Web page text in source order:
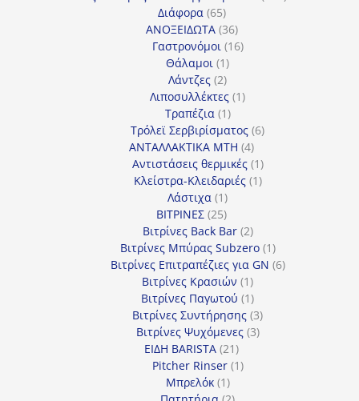
Διάφορα 6565
προϊόντα
ΑΝΟΞΕΙΔΩΤΑ 3636
προϊόντα
Γαστρονόμοι 1616
Θάλαμοι 11
προϊόν
Λάντζες 22
προϊόντα
Λιποσυλλέκτες 11
Τραπέζια 11
προϊόν
Τρόλεϊ Σερβιρίσματος 66
ΑΝΤΑΛΛΑΚΤΙΚΑ MTH 44
προϊόντα
Αντιστάσεις θερμικές 11
προϊόν
Κλείστρα-Κλειδαριές 11
Λάστιχα 11
προϊόν
ΒΙΤΡΙΝΕΣ 2525
προϊόντα
Βιτρίνες Back Bar 22
προϊόντα
Βιτρίνες Mπύρας Subzero 11
προϊόν
Βιτρίνες Επιτραπέζιες για GN 66
Βιτρίνες Κρασιών 11
προϊόν
Βιτρίνες Παγωτού 11
προϊόν
Βιτρίνες Συντήρησης 33
προϊόντα
Βιτρίνες Ψυχόμενες 33
ΕΙΔΗ BARISTA 2121
προϊόντα
Pitcher Rinser 11
Μπρελόκ 11
προϊόν
2